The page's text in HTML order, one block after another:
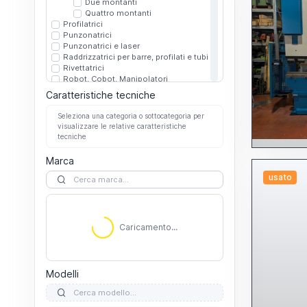
Due montanti
Quattro montanti
Profilatrici
Punzonatrici
Punzonatrici e laser
Raddrizzatrici per barre, profilati e tubi
Rivettatrici
Robot, Cobot, Manipolatori
Altri robot cobot manipolatori
Per saldatura
Rullatrici
Sbarbatrici sbavatrici
Scantonatrici
Taglio laser
3D
Altri
Laser tubo
Taglio plasma
Caratteristiche tecniche
Seleziona una categoria o sottocategoria per
visualizzare le relative caratteristiche
tecniche
Marca
Caricamento...Caricamento...
Modelli
usato